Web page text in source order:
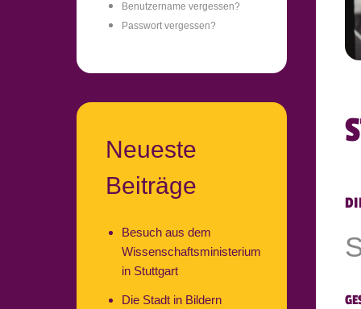
Benutzername vergessen?
Passwort vergessen?
Neueste
Beiträge
Besuch aus dem
Wissenschaftsministerium
in Stuttgart
Die Stadt in Bildern